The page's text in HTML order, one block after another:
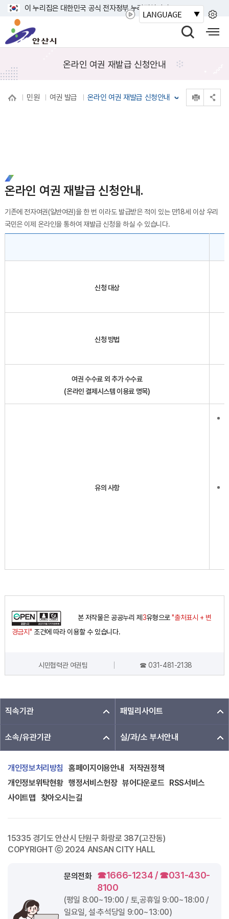
기
이 누리집은 대한민국 공식 전자정부 누리집입니다.
시
색
기
바
사
온라인 여권 재발급 신청안내
민원 여권 발급 온라인 여권 재발급 신청안내
온라인 여권 재발급 신청안내.
기존에 전자여권(일반여권)을 한 번 이라도 발급받은 적이 있는 만18세 이상 우리
국민은 이제 온라인을 통하여 재발급 신청을 하실 수 있습니다.
신청 대상
신청 방법
여권 수수료 외 추가 수수료
(온라인 결제시스템 이용료 명목)
유의 사항
본 저작물은 공공누리 제 3유형으로"출처표시 + 변
경금지" 조건에 따라 이용할 수 있습니다.
시민협력관 여권팀 ☎ 031-481-2138
직속기관 패밀리사이트
소속/유관기관 실/과/소 부서안내
개인정보처리방침 홈페이지이용안내
저작권정책
개인정보위탁현황 행정서비스헌장 뷰어다운로드 RSS서비스
사이트맵 찾아오시는길
15335 경기도 안산시 단원구 화랑로 387(고잔동)
COPYRIGHT ⓒ 2024 ANSAN CITY HALL
문의전화
☎1666-1234 / ☎031-430-
8100
(평일 8:00~19:00 / 토,공휴일 9:00~18:00 /
일요일, 설·추석당일 9:00~13:00)
LANGUAGE